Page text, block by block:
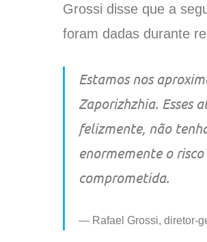
Grossi disse que a
foram dadas durante
Estamos nos
Zaporizhzhia. Esses
felizmente, não
enormemente o
comprometida.
Rafael Grossi, diretor-